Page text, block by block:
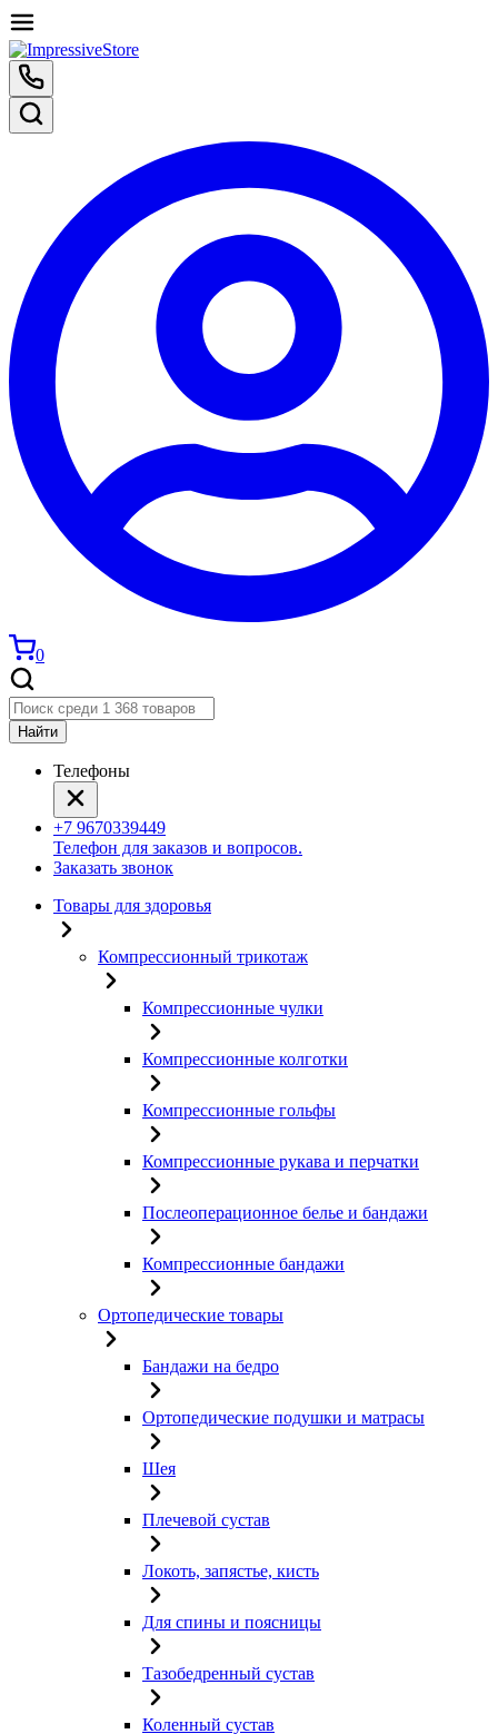
0
Найти
Телефоны
+7 9670339449
Телефон для заказов и вопросов.
Заказать звонок
Товары для здоровья
Компрессионный трикотаж
Компрессионные чулки
Компрессионные колготки
Компрессионные гольфы
Компрессионные рукава и перчатки
Послеоперационное белье и бандажи
Компрессионные бандажи
Ортопедические товары
Бандажи на бедро
Ортопедические подушки и матрасы
Шея
Плечевой сустав
Локоть, запястье, кисть
Для спины и поясницы
Тазобедренный сустав
Коленный сустав